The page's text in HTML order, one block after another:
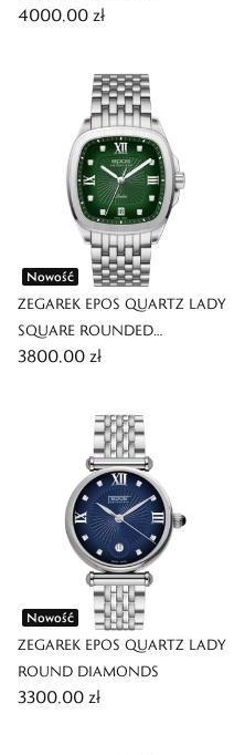
4000,00 zł
Nowość
ZEGAREK EPOS QUARTZ LADY
SQUARE ROUNDED
DIAMONDS
3800,00 zł
Nowość
ZEGAREK EPOS QUARTZ LADY
ROUND DIAMONDS
3300,00 zł